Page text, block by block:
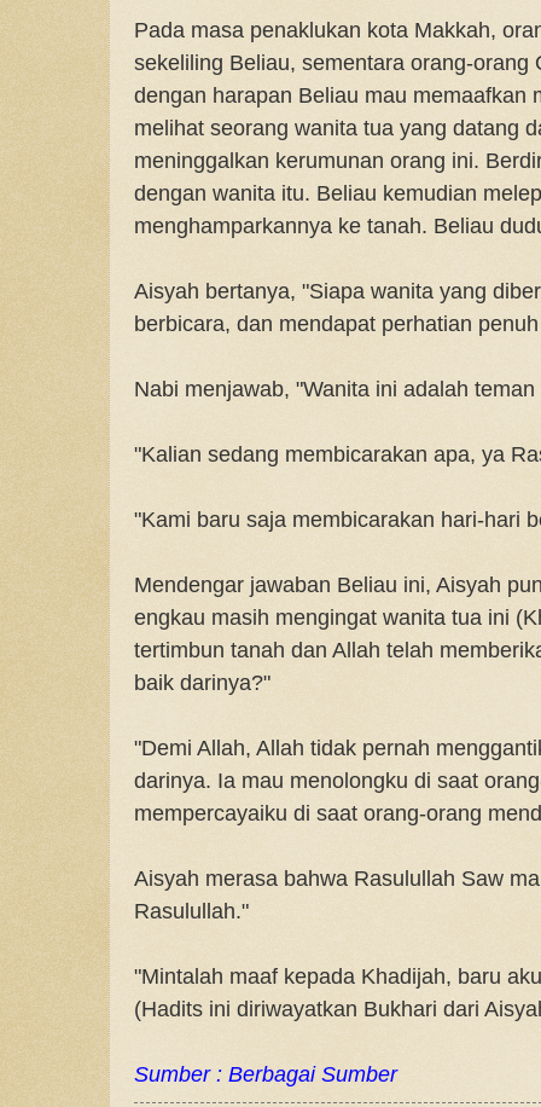
Pada masa penaklukan kota Makkah,
sekeliling Beliau, sementara orang-orang
dengan harapan Beliau mau memaafkan
melihat seorang wanita tua yang datang
meninggalkan kerumunan orang ini.
dengan wanita itu. Beliau kemudian
menghamparkannya ke tanah. Beliau
Aisyah bertanya, "Siapa wanita yang
berbicara, dan mendapat perhatian
Nabi menjawab, "Wanita ini adalah
"Kalian sedang membicarakan apa, ya
"Kami baru saja membicarakan hari-hari
Mendengar jawaban Beliau ini, Aisyah
engkau masih mengingat wanita tua ini
tertimbun tanah dan Allah telah
baik darinya?"
"Demi Allah, Allah tidak pernah
darinya. Ia mau menolongku di saat
mempercayaiku di saat orang-orang
Aisyah merasa bahwa Rasulullah Saw
Rasulullah."
"Mintalah maaf kepada Khadijah, baru
(Hadits ini diriwayatkan Bukhari dari
Sumber : Berbagai Sumber